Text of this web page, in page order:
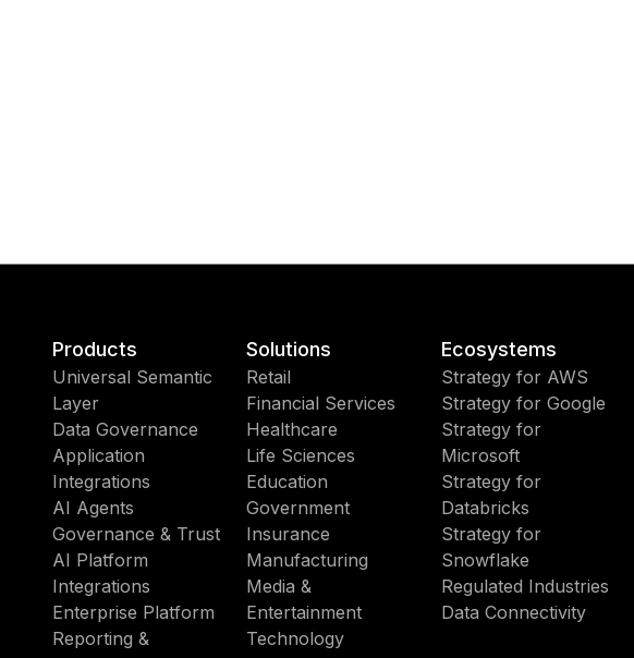
Products
Universal Semantic
Layer
Data Governance
Application
Integrations
AI Agents
Governance & Trust
AI Platform
Integrations
Enterprise Platform
Reporting &
Solutions
Retail
Financial Services
Healthcare
Life Sciences
Education
Government
Insurance
Manufacturing
Media &
Entertainment
Technology
Ecosystems
Strategy for AWS
Strategy for Google
Strategy for
Microsoft
Strategy for
Databricks
Strategy for
Snowflake
Regulated Industries
Data Connectivity